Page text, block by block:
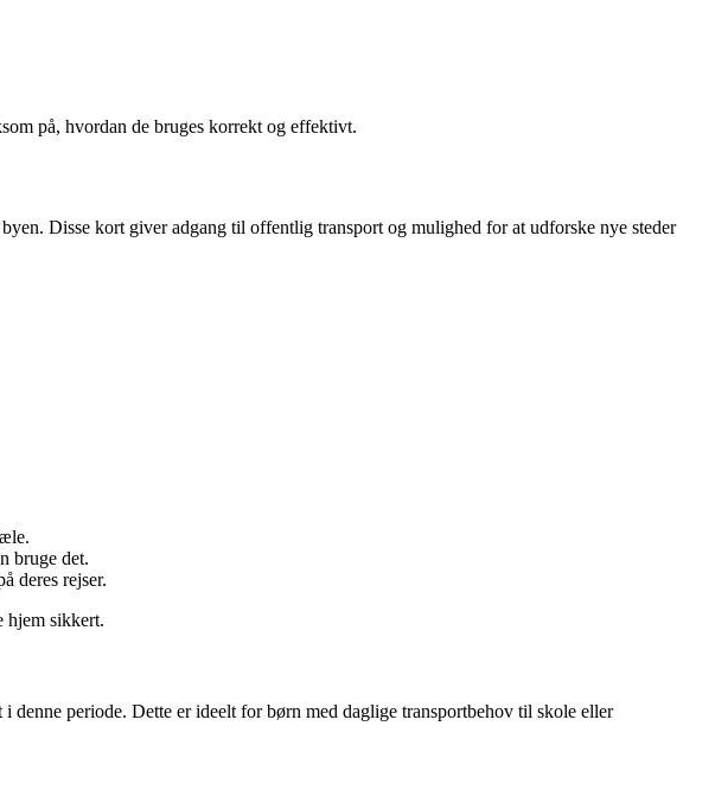
på, hvordan de bruges korrekt og effektivt.
Disse kort giver adgang til offentlig transport og mulighed for at udforske nye steder
bruge det.
deres rejser.
hjem sikkert.
periode. Dette er ideelt for børn med daglige transportbehov til skole eller